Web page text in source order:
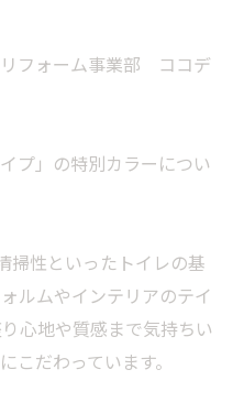
フォーム事業部 ココデ
プ」の特別カラーについ
掃性といったトイレの基
ルムやインテリアのテイ
心地や質感まで気持ちい
こだわっています。